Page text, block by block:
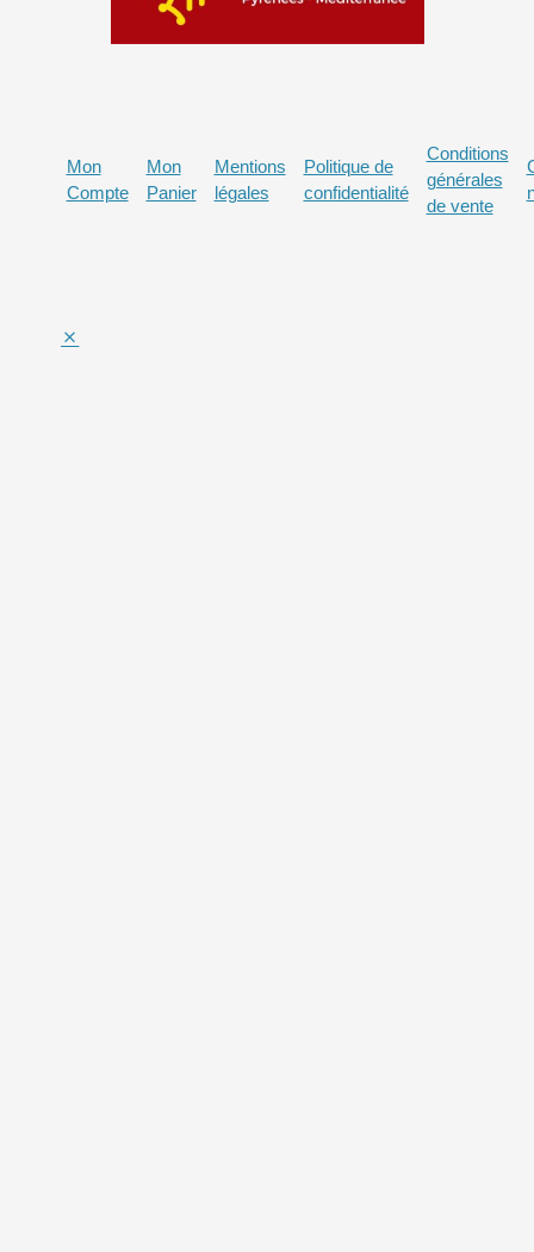
Mon
Compte
Mon
Panier
Mentions
légales
Politique de
confidentialité
Conditions
générales
de vente